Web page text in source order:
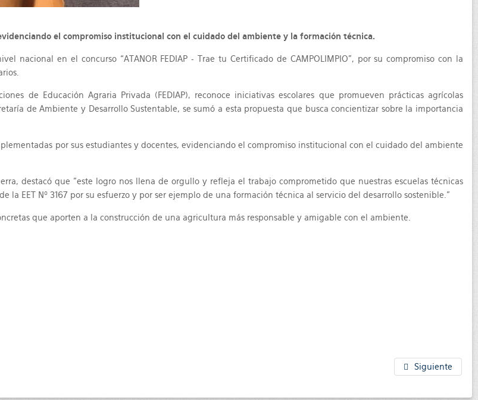
el compromiso institucional con el cuidado del ambiente y la formación técnica.
nacional en el concurso “ATANOR FEDIAP - Trae tu Certificado de CAMPOLIMPIO”, por su compromiso con la
de Educación Agraria Privada (FEDIAP), reconoce iniciativas escolares que promueven prácticas agrícolas
de Ambiente y Desarrollo Sustentable, se sumó a esta propuesta que busca concientizar sobre la importancia
por sus estudiantes y docentes, evidenciando el compromiso institucional con el cuidado del ambiente
destacó que "este logro nos llena de orgullo y refleja el trabajo comprometido que nuestras escuelas técnicas
EET Nº 3167 por su esfuerzo y por ser ejemplo de una formación técnica al servicio del desarrollo sostenible."
que aporten a la construcción de una agricultura más responsable y amigable con el ambiente.
Siguiente